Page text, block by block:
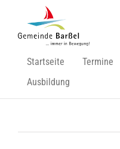
springen
Startseite Termine
Ausbildung